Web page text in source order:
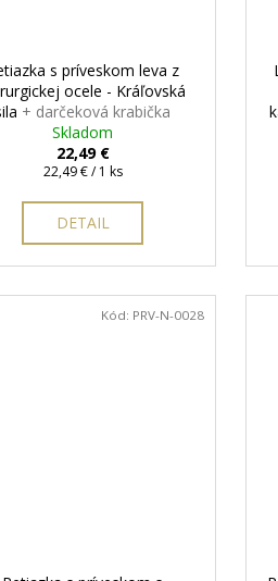
s príveskom leva z
ocele - Kráľovská
+ darčeková krabička
zadarmo
Skladom
22,49 €
Jednotková
22,49 € / 1 ks
DETAIL
Kód: PRV-N-0028